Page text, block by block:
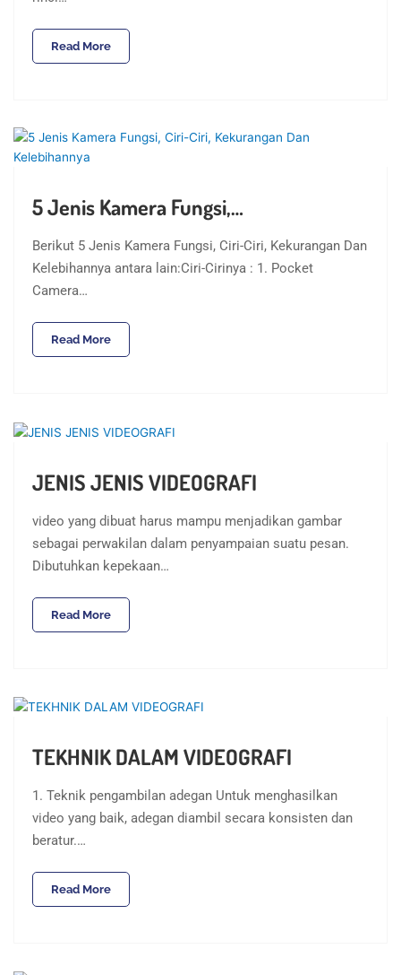
Read More
5 Jenis Kamera Fungsi,…
Berikut 5 Jenis Kamera Fungsi, Ciri-Ciri, Kekurangan Dan
Kelebihannya antara lain:Ciri-Cirinya : 1. Pocket
Camera…
Read More
JENIS JENIS VIDEOGRAFI
video yang dibuat harus mampu menjadikan gambar
sebagai perwakilan dalam penyampaian suatu pesan.
Dibutuhkan kepekaan…
Read More
TEKHNIK DALAM VIDEOGRAFI
1. Teknik pengambilan adegan Untuk menghasilkan
video yang baik, adegan diambil secara konsisten dan
beratur.…
Read More